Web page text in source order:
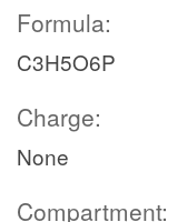
Formula:
C3H5O6P
Charge:
None
Compartment: